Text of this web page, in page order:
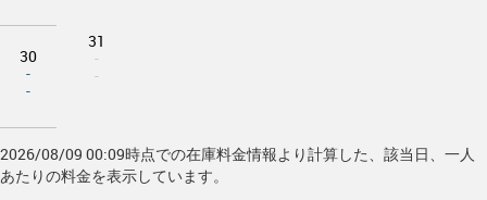
30
-
-
31
-
-
2026/08/09 00:09時点での在庫料金情報より計算した、該当日、一人
あたりの料金を表示しています。